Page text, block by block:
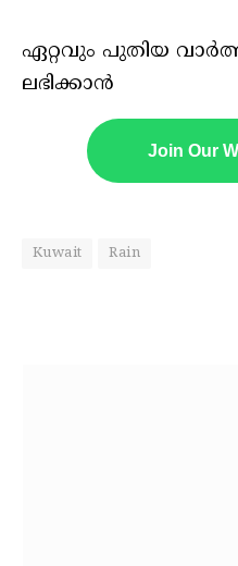
ഏറ്റവും പുതിയ
ലഭിക്കാൻ
Join Our
Kuwait Rain